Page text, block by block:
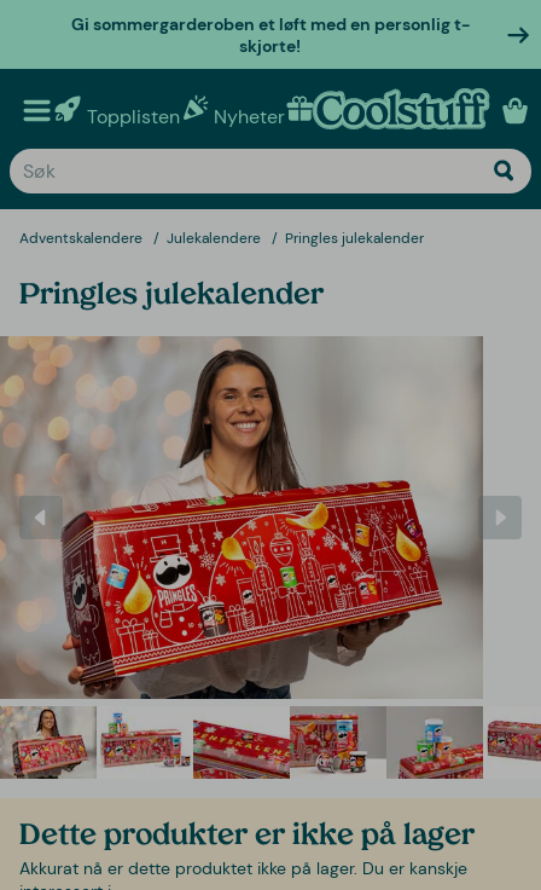
Gi sommergarderoben et løft med en personlig t-
skjorte!
Topplisten Nyheter Personlige gaver
Adventskalendere Julekalendere Pringles julekalender
Pringles julekalender
Dette produkter er ikke på lager
Akkurat nå er dette produktet ikke på lager. Du er kanskje